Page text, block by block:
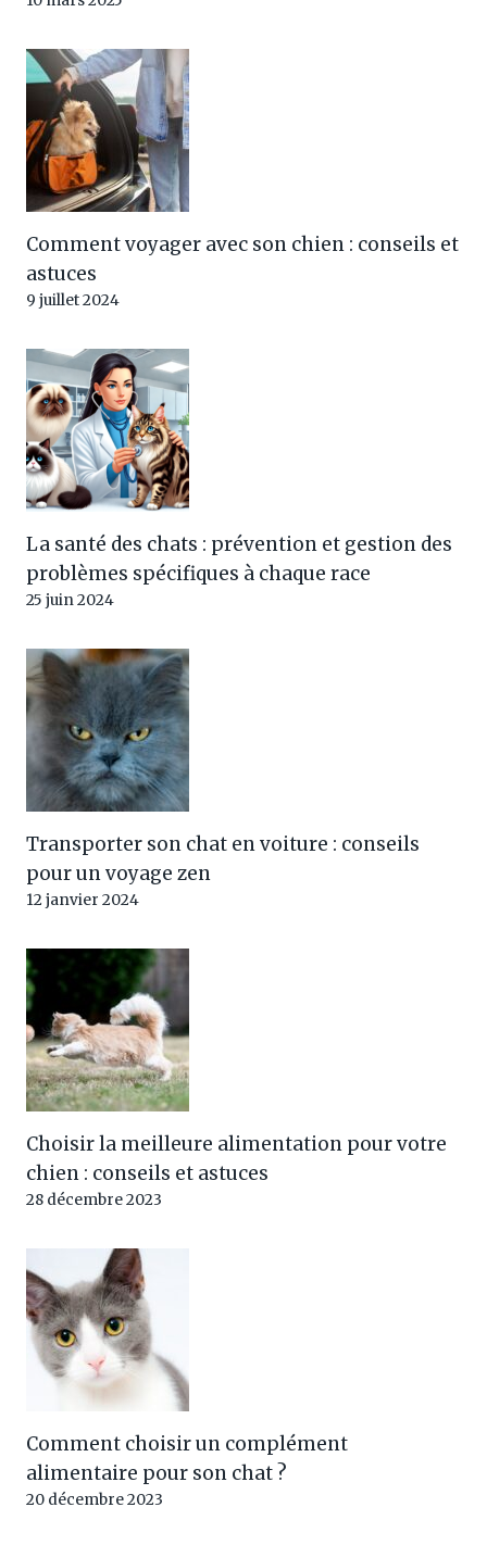
Comment voyager avec son chien : conseils et
astuces
9 juillet 2024
La santé des chats : prévention et gestion des
problèmes spécifiques à chaque race
25 juin 2024
Transporter son chat en voiture : conseils
pour un voyage zen
12 janvier 2024
Choisir la meilleure alimentation pour votre
chien : conseils et astuces
28 décembre 2023
Comment choisir un complément
alimentaire pour son chat ?
20 décembre 2023